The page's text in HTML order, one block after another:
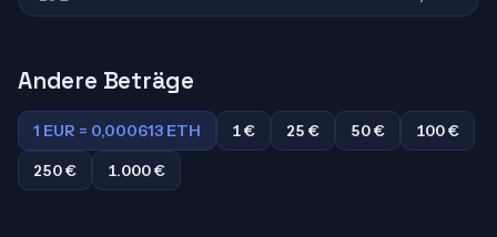
Andere Beträge
1 EUR = 0,000613 ETH 1 € 25 € 50 €
100 €
250 €
1.000 €